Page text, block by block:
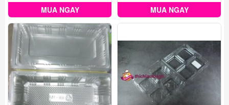
MUA NGAY MUA NGAY